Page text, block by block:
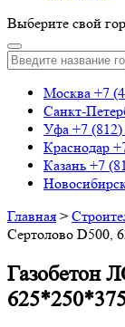
Выберите свой
Москва +7
Санкт-
Уфа +7
Краснодар
Казань +7
Главная >
Сертолово D500,
Газобетон